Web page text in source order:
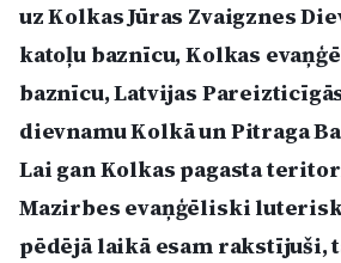
Politiskā reklāma
Par mums
Kontakti
Ziņo redakcijai
uz Kolkas Jūras Zvaigznes
katoļu baznīcu, Kolkas
baznīcu, Latvijas
dievnamu Kolkā un Pitraga
Lai gan Kolkas pagasta
Mazirbes evaņģēliski
pēdējā laikā esam rakstījuši,